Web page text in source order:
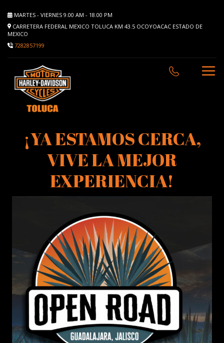
MARTES - VIERNES 9.00 AM - 18.00 PM
CARRETERA FEDERAL MEXICO TOLUCA KM 43.5 OCOYOACAC ESTADO DE
MEXICO
7282857199
¡YA ESTAMOS CERCA,
VIVE LA MEJOR
EXPERIENCIA!